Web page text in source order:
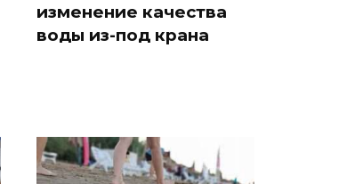
изменение качества
воды из-под крана